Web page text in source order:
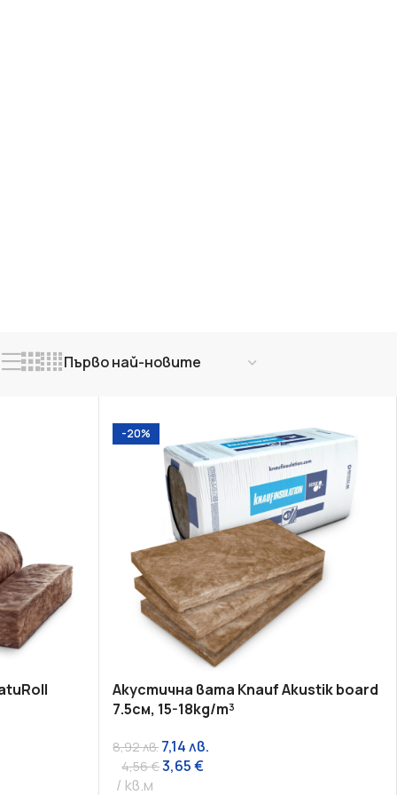
-20%
Акустична вата Knauf Akustik board
7.5см, 15-18kg/m³
8,92лв. 7,14лв.
4,56€3,65€
кв.м